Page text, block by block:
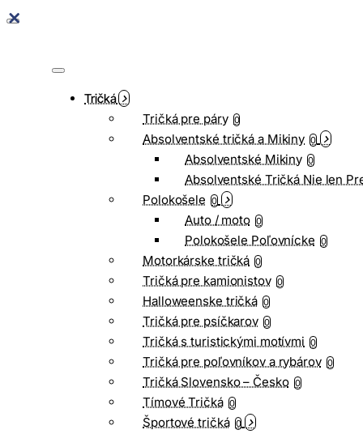
Tričká
Tričká pre páry 0
Absolventské tričká a Mikiny 0
Absolventské Mikiny 0
Absolventské Tričká Nie len
Polokošele 0
Auto / moto 0
Polokošele Poľovnícke 0
Motorkárske tričká 0
Tričká pre kamionistov 0
Halloweenske tričká 0
Tričká pre psíčkarov 0
Tričká s turistickými motívmi 0
Tričká pre poľovníkov a rybárov 0
Tričká Slovensko – Česko 0
Tímové Tričká 0
Športové tričká 0